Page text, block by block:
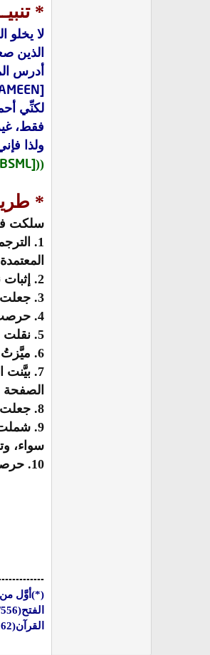
*
لا
الذين
أدرس
[FONT=SC_AMEEN]~[/FONT]
لكنِّي
فقط،
ولذا
((
[FONT=QCF_BSML]
*
سلكت
1.
2.
3. جعلت
4.
5. نقلت
6. ميَّزتُ
7. بيَّنت
الصفحة
8. جعلت
9. شملت
سواء،
10.
(
*
) أوَّل
القرآن(15/162)، وزاد المسير(7/111-112)].